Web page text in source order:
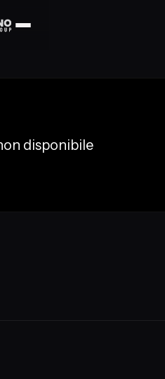
disponibile